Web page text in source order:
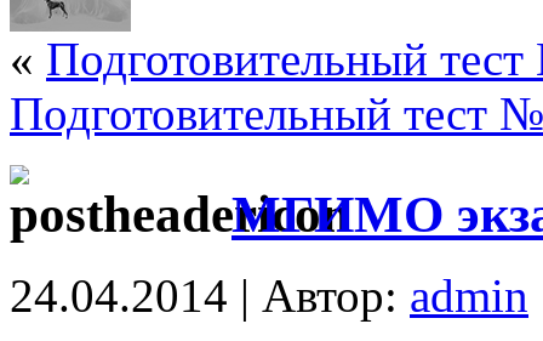
« Подготовительный
Подготовительный тест
МГИМО
24.04.2014 | Автор: admin